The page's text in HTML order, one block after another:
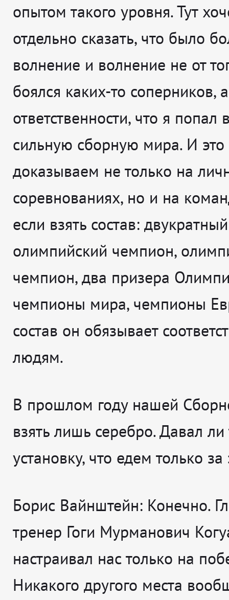
опытом такого уровня. Тут
отдельно сказать, что было
волнение и волнение не от
боялся каких-то соперников,
ответственности, что я попал
сильную сборную мира. И
доказываем не только на
соревнованиях, но и на
если взять состав: двукратный
олимпийский чемпион,
чемпион, два призера
чемпионы мира, чемпионы
состав он обязывает
людям.
В прошлом году нашей
взять лишь серебро. Давал
установку, что едем только
Борис Вайнштейн: Конечно.
тренер Гоги Мурманович
настраивал нас только на
Никакого другого места